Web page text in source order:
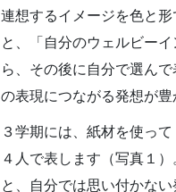
連想するイメージを色と
と、「自分のウェルビー
ら、その後に自分で選ん
の表現につながる発想が
３学期には、紙材を使っ
４人で表します（写真１
と、自分では思い付かな